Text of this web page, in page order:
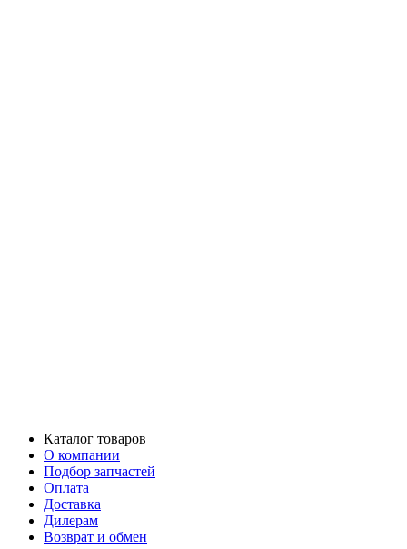
Каталог товаров
О компании
Подбор запчастей
Оплата
Доставка
Дилерам
Возврат и обмен